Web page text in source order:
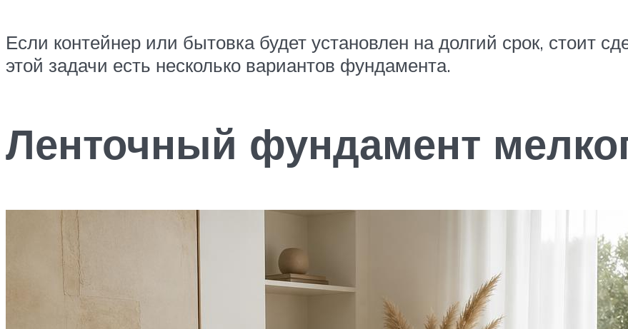
Если контейнер или бытовка будет установлен на долгий срок, стоит
этой задачи есть несколько вариантов фундамента.
Ленточный фундамент